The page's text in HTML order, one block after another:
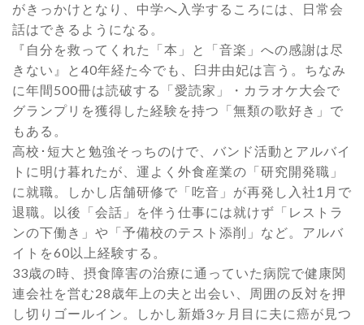
がきっかけとなり、中学へ入学するころには、日常会
話はできるようになる。
『自分を救ってくれた「本」と「音楽」への感謝は尽
きない』と40年経た今でも、臼井由妃は言う。ちなみ
に年間500冊は読破する「愛読家」・カラオケ大会で
グランプリを獲得した経験を持つ「無類の歌好き」で
もある。
高校･短大と勉強そっちのけで、バンド活動とアルバイ
トに明け暮れたが、運よく外食産業の「研究開発職」
に就職。しかし店舗研修で「吃音」が再発し入社1月で
退職。以後「会話」を伴う仕事には就けず「レストラ
ンの下働き」や「予備校のテスト添削」など。アルバ
イトを60以上経験する。
33歳の時、摂食障害の治療に通っていた病院で健康関
連会社を営む28歳年上の夫と出会い、周囲の反対を押
し切りゴールイン。しかし新婚3ヶ月目に夫に癌が見つ